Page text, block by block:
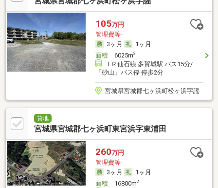
105万円
管理費等-
3ヶ月
1ヶ月
面積6025m2
ＪＲ仙石線 多賀城駅 バス15分/
「砂山」バス停 停歩2分
宮城県宮城郡七ヶ浜町松ヶ浜字謡
貸地
宮城県宮城郡七ヶ浜町東宮浜字東浦田
260万円
管理費等-
3ヶ月
1ヶ月
面積16800m2